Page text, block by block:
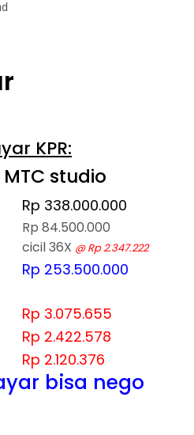
KPR:
studio
Rp 338.000.000
Rp 84.500.000
cicil 36X @ Rp 2.347.222
Rp 253.500.000
Rp 3.075.655
Rp 2.422.578
Rp 2.120.376
bisa nego